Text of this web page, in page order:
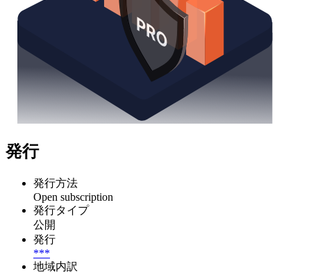
発行
発行方法
Open subscription
発行タイプ
公開
発行
***
地域内訳